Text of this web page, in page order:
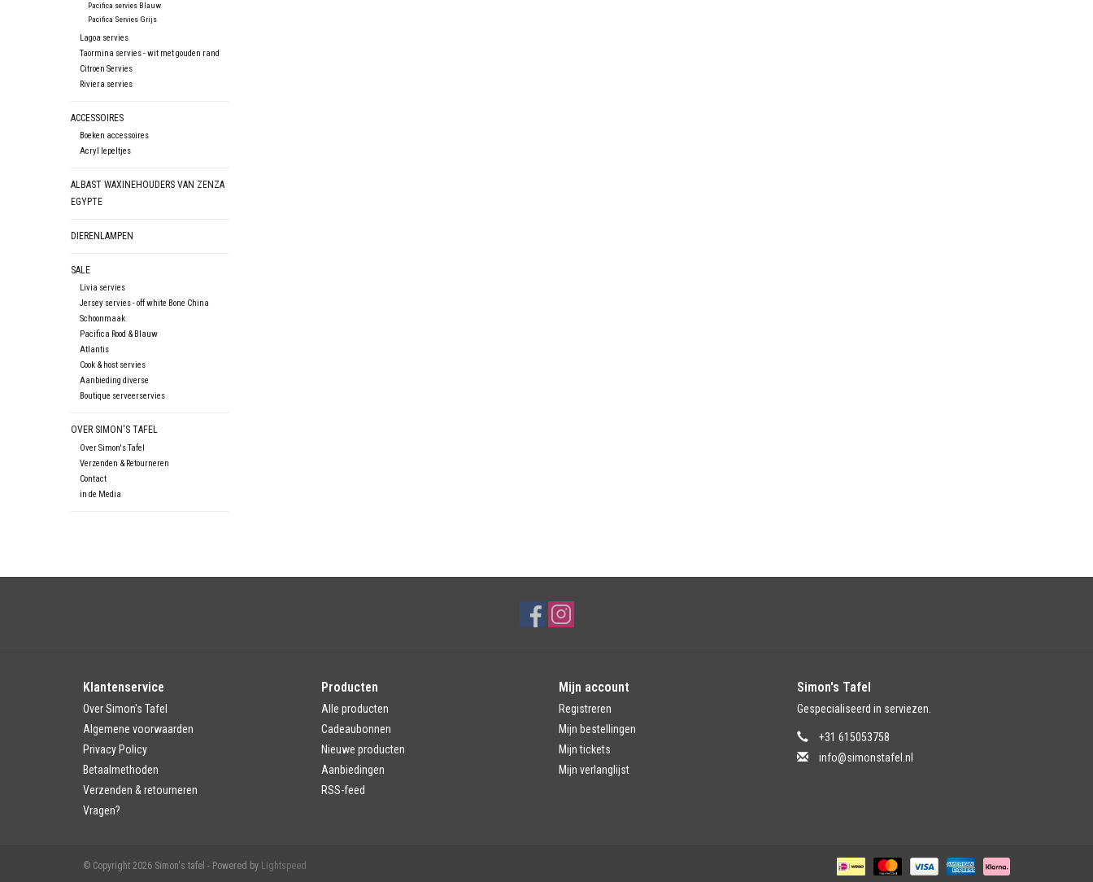
Pacifica servies Blauw
Pacifica Servies Grijs
Lagoa servies
Taormina servies - wit met gouden rand
Citroen Servies
Riviera servies
ACCESSOIRES
Boeken accessoires
Acryl lepeltjes
ALBAST WAXINEHOUDERS VAN ZENZA
EGYPTE
DIERENLAMPEN
SALE
Livia servies
Jersey servies - off white Bone China
Schoonmaak
Pacifica Rood & Blauw
Atlantis
Cook & host servies
Aanbieding diverse
Boutique serveerservies
OVER SIMON'S TAFEL
Over Simon's Tafel
Verzenden & Retourneren
Contact
in de Media
Klantenservice
Over Simon's Tafel
Algemene voorwaarden
Privacy Policy
Betaalmethoden
Verzenden & retourneren
Vragen?
Producten
Alle producten
Cadeaubonnen
Nieuwe producten
Aanbiedingen
RSS-feed
Mijn account
Registreren
Mijn bestellingen
Mijn tickets
Mijn verlanglijst
Simon's Tafel
Gespecialiseerd in serviezen.
+31 615053758
info@simonstafel.nl
© Copyright 2026 Simon's tafel - Powered by Lightspeed